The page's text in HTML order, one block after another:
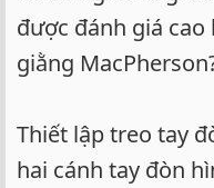
được đánh giá
giằng
Thiết lập treo tay
hai cánh tay đòn